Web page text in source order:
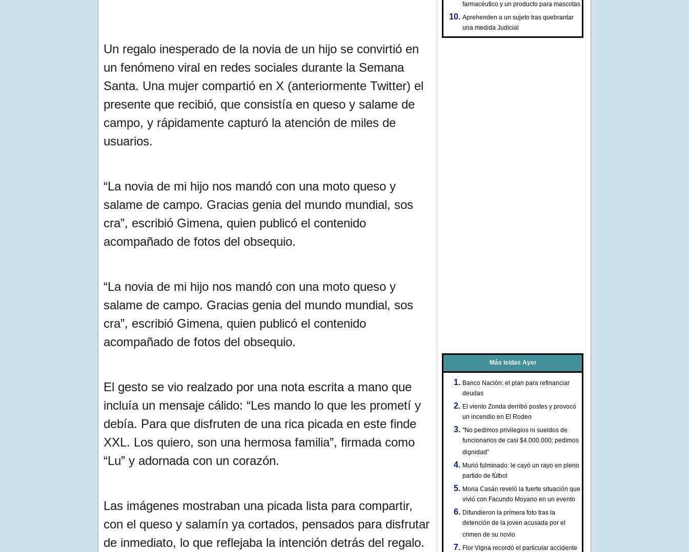
Un regalo inesperado de la novia de un hijo se convirtió en
un fenómeno viral en redes sociales durante la Semana
Santa. Una mujer compartió en X (anteriormente Twitter) el
presente que recibió, que consistía en queso y salame de
campo, y rápidamente capturó la atención de miles de
usuarios.
“La novia de mi hijo nos mandó con una moto queso y
salame de campo. Gracias genia del mundo mundial, sos
cra”, escribió Gimena, quien publicó el contenido
acompañado de fotos del obsequio.
“La novia de mi hijo nos mandó con una moto queso y
salame de campo. Gracias genia del mundo mundial, sos
cra”, escribió Gimena, quien publicó el contenido
acompañado de fotos del obsequio.
El gesto se vio realzado por una nota escrita a mano que
incluía un mensaje cálido: “Les mando lo que les prometí y
debía. Para que disfruten de una rica picada en este finde
XXL. Los quiero, son una hermosa familia”, firmada como
“Lu” y adornada con un corazón.
Las imágenes mostraban una picada lista para compartir,
con el queso y salamín ya cortados, pensados para disfrutar
de inmediato, lo que reflejaba la intención detrás del regalo.
farmacéutico y un producto para mascotas
Aprehenden a un sujeto tras quebrantar
una medida Judicial
Más leidas Ayer
Banco Nación: el plan para refinanciar
deudas
El viento Zonda derribó postes y provocó
un incendio en El Rodeo
"No pedimos privilegios ni sueldos de
funcionarios de casi $4.000.000; pedimos
dignidad"
Murió fulminado: le cayó un rayo en pleno
partido de fútbol
Moria Casán reveló la fuerte situación que
vivió con Facundo Moyano en un evento
Difundieron la primera foto tras la
detención de la joven acusada por el
crimen de su novio
Flor Vigna recordó el particular accidente